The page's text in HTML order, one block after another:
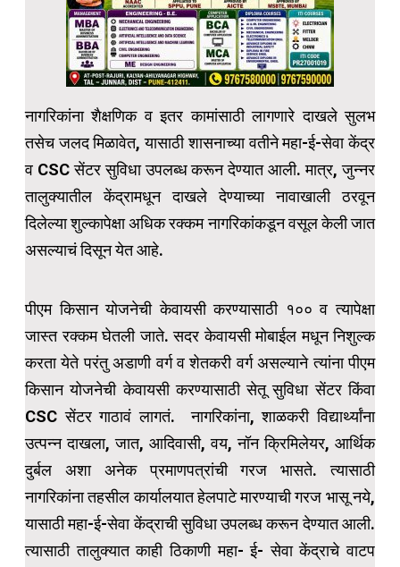
नागरिकांना शैक्षणिक व इतर कामांसाठी लागणारे दाखले सुलभ
तसेच जलद मिळावेत, यासाठी शासनाच्या वतीने महा-ई-सेवा केंद्र
व CSC सेंटर सुविधा उपलब्ध करून देण्यात आली. मात्र, जुन्नर
तालुक्यातील केंद्रामधून दाखले देण्याच्या नावाखाली ठरवून
दिलेल्या शुल्कापेक्षा अधिक रक्कम नागरिकांकडून वसूल केली जात
असल्याचं दिसून येत आहे.
पीएम किसान योजनेची केवायसी करण्यासाठी १०० व त्यापेक्षा
जास्त रक्कम घेतली जाते. सदर केवायसी मोबाईल मधून निशुल्क
करता येते परंतु अडाणी वर्ग व शेतकरी वर्ग असल्याने त्यांना पीएम
किसान योजनेची केवायसी करण्यासाठी सेतू सुविधा सेंटर किंवा
CSC सेंटर गाठावं लागतं. नागरिकांना, शाळकरी विद्यार्थ्यांना
उत्पन्न दाखला, जात, आदिवासी, वय, नॉन क्रिमिलेयर, आर्थिक
दुर्बल अशा अनेक प्रमाणपत्रांची गरज भासते. त्यासाठी
नागरिकांना तहसील कार्यालयात हेलपाटे मारण्याची गरज भासू नये,
यासाठी महा-ई-सेवा केंद्राची सुविधा उपलब्ध करून देण्यात आली.
त्यासाठी तालुक्यात काही ठिकाणी महा- ई- सेवा केंद्राचे वाटप